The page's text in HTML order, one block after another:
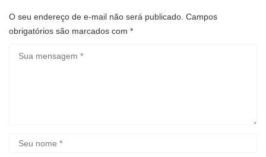
O seu endereço de e-mail não será publicado. Campos
obrigatórios são marcados com *